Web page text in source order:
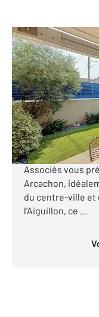
ARCACHON 33
74,50 m2, 3
Ref : 852
Appartement
548
[Magnifique T3
centre-ville
Associés vous
Arcachon,
du centre-ville et
l'Aiguillon, ce ...